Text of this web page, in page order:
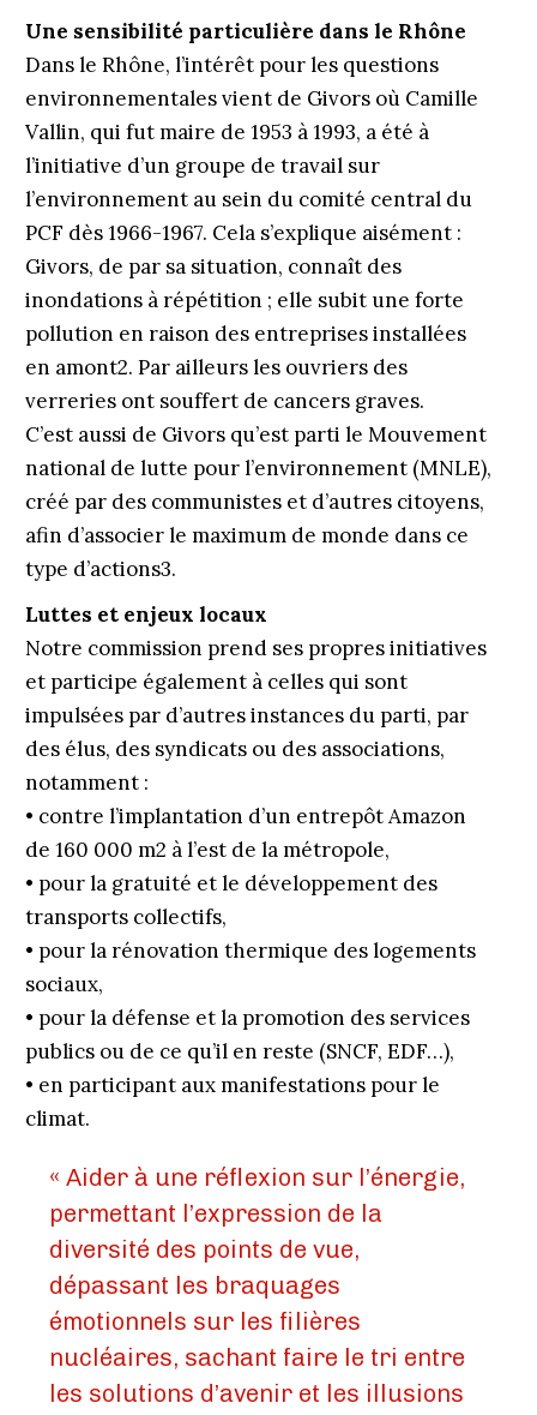
Une sensibilité particulière dans le Rhône
Dans le Rhône, l’intérêt pour les questions
environnementales vient de Givors où Camille
Vallin, qui fut maire de 1953 à 1993, a été à
l’initiative d’un groupe de travail sur
l’environnement au sein du comité central du
PCF dès 1966-1967. Cela s’explique aisément :
Givors, de par sa situation, connaît des
inondations à répétition ; elle subit une forte
pollution en raison des entreprises installées
en amont2. Par ailleurs les ouvriers des
verreries ont souffert de cancers graves.
C’est aussi de Givors qu’est parti le Mouvement
national de lutte pour l’environnement (MNLE),
créé par des communistes et d’autres citoyens,
afin d’associer le maximum de monde dans ce
type d’actions3.
Luttes et enjeux locaux
Notre commission prend ses propres initiatives
et participe également à celles qui sont
impulsées par d’autres instances du parti, par
des élus, des syndicats ou des associations,
notamment :
• contre l’implantation d’un entrepôt Amazon
de 160 000 m2 à l’est de la métropole,
• pour la gratuité et le développement des
transports collectifs,
• pour la rénovation thermique des logements
sociaux,
• pour la défense et la promotion des services
publics ou de ce qu’il en reste (SNCF, EDF…),
• en participant aux manifestations pour le
climat.
« Aider à une réflexion sur l’énergie,
permettant l’expression de la
diversité des points de vue,
dépassant les braquages
émotionnels sur les filières
nucléaires, sachant faire le tri entre
les solutions d’avenir et les illusions